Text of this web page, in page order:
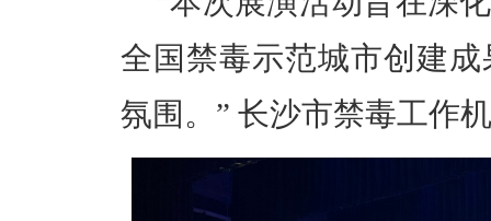
全国禁毒示范城市创建
氛围。” 长沙市禁毒工作